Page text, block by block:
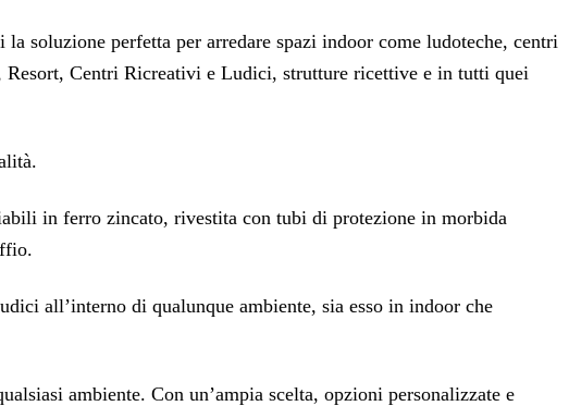
soluzione perfetta per arredare spazi indoor come ludoteche, centri
Centri Ricreativi e Ludici, strutture ricettive e in tutti quei
in ferro zincato, rivestita con tubi di protezione in morbida
all’interno di qualunque ambiente, sia esso in indoor che
ambiente. Con un’ampia scelta, opzioni personalizzate e